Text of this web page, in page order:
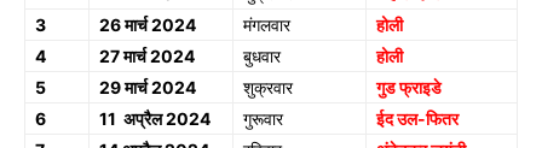
3
26 मार्च 2024 मंगलवार
होली
4
27 मार्च 2024 बुधवार
होली
5
29 मार्च 2024 शुक्रवार
गुड फ्राइडे
6
11 अप्रैल 2024 गुरूवार
ईद उल-फितर